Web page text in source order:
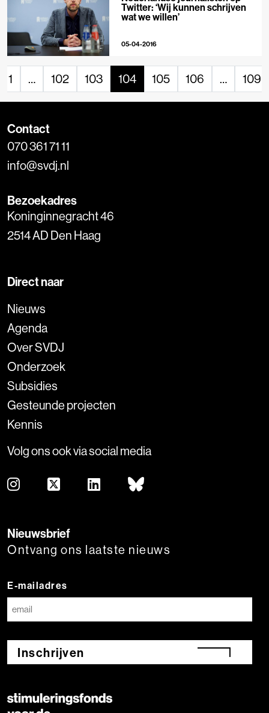
Twitter: ‘Wij kunnen schrijven
wat we willen’
05-04-2016
1 … 102 103 104 105 106 … 109
Contact
070 361 71 11
info@svdj.nl
Bezoekadres
Koninginnegracht 46
2514 AD Den Haag
Direct naar
Nieuws
Agenda
Over SVDJ
Onderzoek
Subsidies
Gesteunde projecten
Kennis
Volg ons ook via social media
Nieuwsbrief
Ontvang ons laatste nieuws
E-mailadres
Inschrijven